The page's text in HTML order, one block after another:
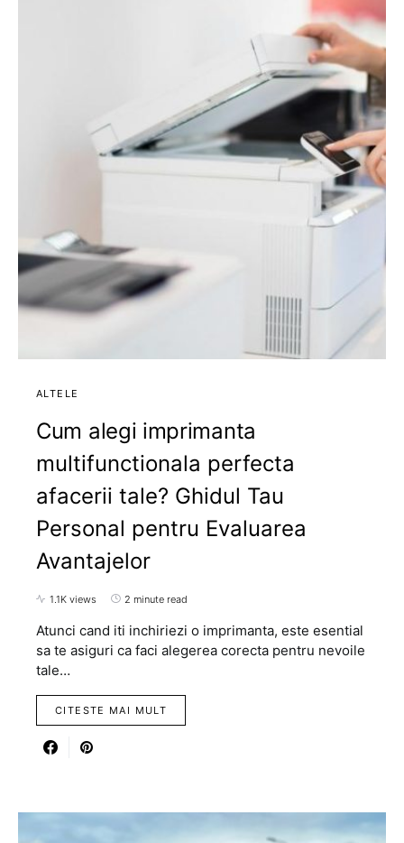
ALTELE
Cum alegi imprimanta
multifunctionala perfecta
afacerii tale? Ghidul Tau
Personal pentru Evaluarea
Avantajelor
1.1K views 2 minute read
Atunci cand iti inchiriezi o imprimanta, este esential
sa te asiguri ca faci alegerea corecta pentru nevoile
tale…
CITESTE MAI MULT